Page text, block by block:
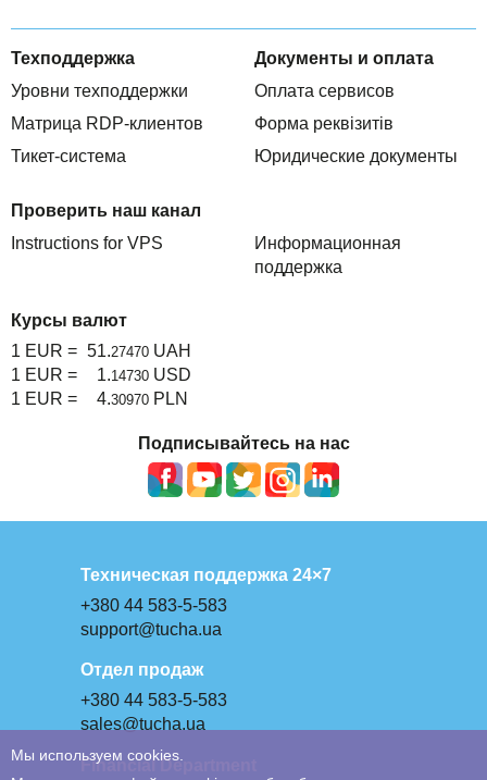
Техподдержка
Уровни техподдержки
Матрица RDP-клиентов
Тикет-система
Документы и оплата
Оплата сервисов
Форма реквізитів
Юридические документы
Проверить наш канал
Instructions for VPS
Информационная
поддержка
Курсы валют
1 EUR = 51.27470 UAH
1 EUR =
1.14730 USD
1 EUR =
4.30970 PLN
Подписывайтесь на нас
Техническая поддержка 24×7
+380 44 583-5-583
support@tucha.ua
Отдел продаж
+380 44 583-5-583
sales@tucha.ua
Financial Department
Мы используем cookies.